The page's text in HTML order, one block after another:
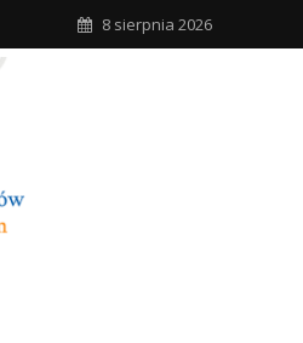
8 sierpnia 2026